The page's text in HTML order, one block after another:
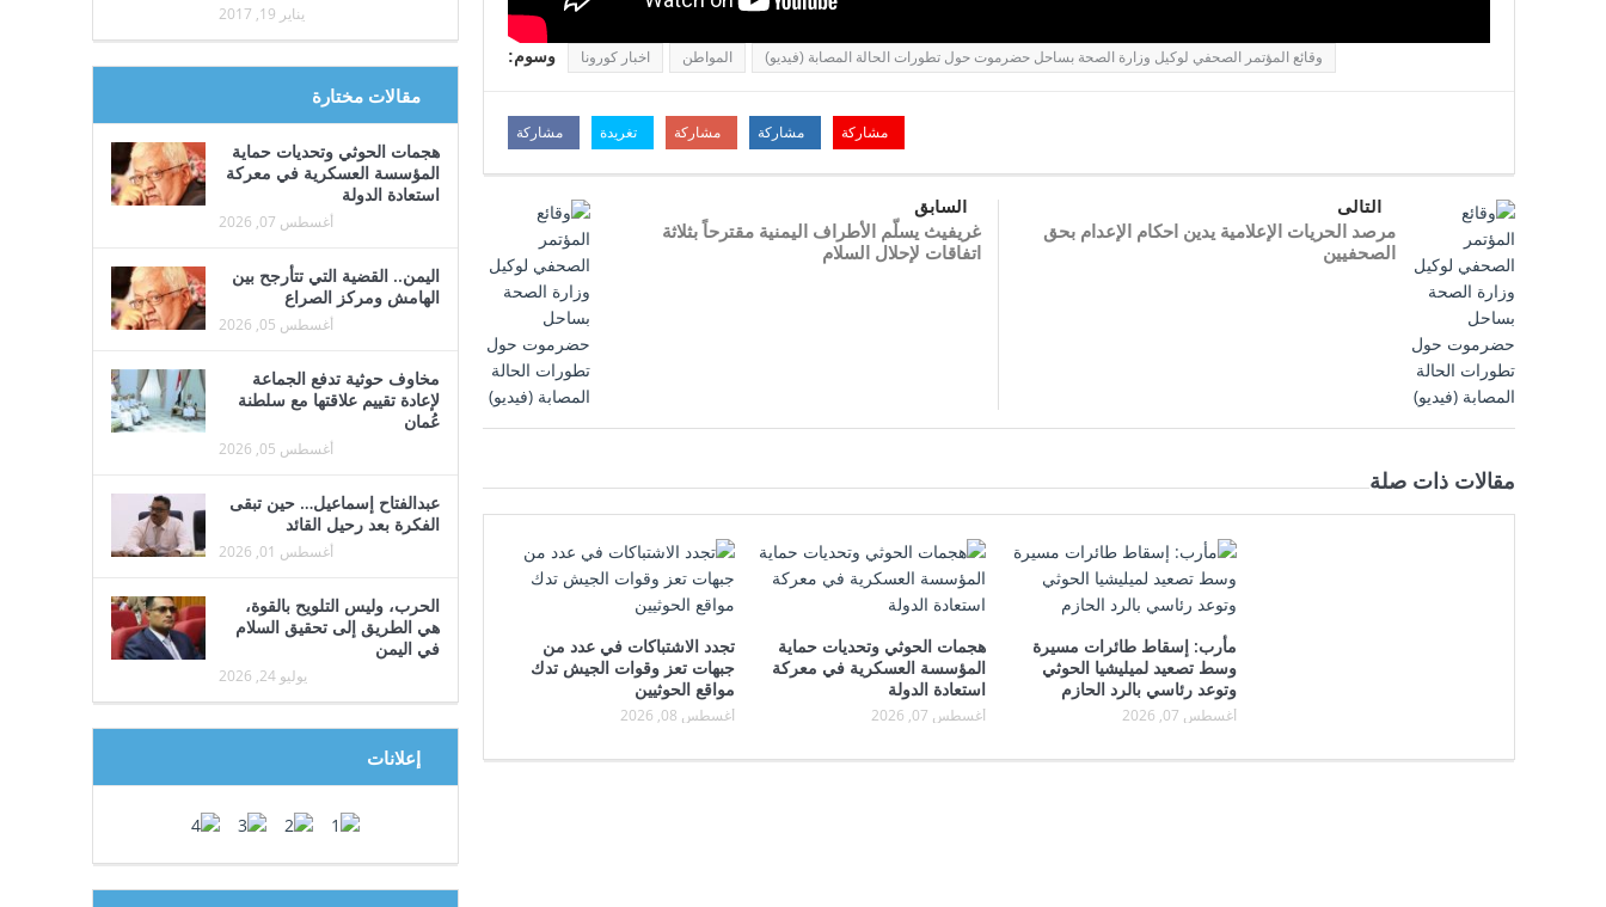
وسوم: اخبار كورونا المواطن وقائع المؤتمر الصحفي لوكيل وزارة الصحة بساحل حضرموت حول تطورات الحالة المصابة (فيديو)
مشاركة تغريدة مشاركة مشاركة مشاركة
السابق
غريفيث يسلّم الأطراف اليمنية مقترحاً بثلاثة
اتفاقات لإحلال السلام
التالى
مرصد الحريات الإعلامية يدين احكام الإعدام بحق
الصحفيين
مقالات ذات صلة
تجدد الاشتباكات في عدد من
جبهات تعز وقوات الجيش تدك
مواقع الحوثيين
أغسطس 08, 2026
هجمات الحوثي وتحديات حماية
المؤسسة العسكرية في معركة
استعادة الدولة
أغسطس 07, 2026
مأرب: إسقاط طائرات مسيرة
وسط تصعيد لميليشيا الحوثي
وتوعد رئاسي بالرد الحازم
أغسطس 07, 2026
يناير 19, 2017
مقالات مختارة
هجمات الحوثي وتحديات حماية
المؤسسة العسكرية في معركة
استعادة الدولة
أغسطس 07, 2026
اليمن.. القضية التي تتأرجح بين
الهامش ومركز الصراع
أغسطس 05, 2026
مخاوف حوثية تدفع الجماعة
لإعادة تقييم علاقتها مع سلطنة
عُمان
أغسطس 05, 2026
عبدالفتاح إسماعيل… حين تبقى
الفكرة بعد رحيل القائد
أغسطس 01, 2026
الحرب، وليس التلويح بالقوة،
هي الطريق إلى تحقيق السلام
في اليمن
يوليو 24, 2026
إعلانات